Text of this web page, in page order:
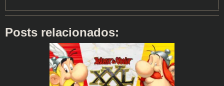
Posts relacionados: